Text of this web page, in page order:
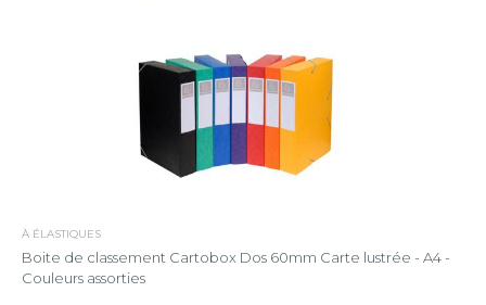
À ÉLASTIQUES
Boite de classement Cartobox Dos 60mm Carte lustrée - A4 -
Couleurs assorties